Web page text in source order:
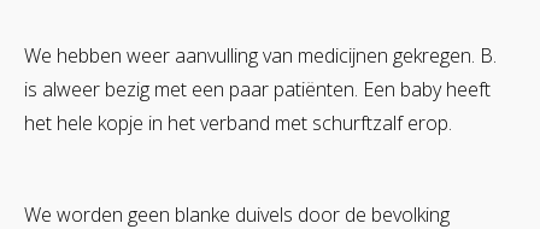
We hebben weer aanvulling van medicijnen gekregen. B.
is alweer bezig met een paar patiënten. Een baby heeft
het hele kopje in het verband met schurftzalf erop.
We worden geen blanke duivels door de bevolking